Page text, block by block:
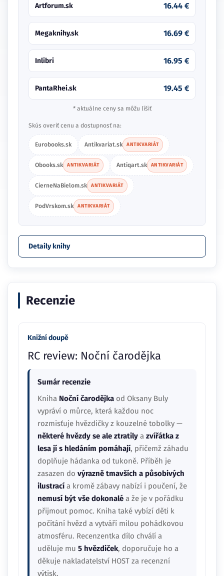
Artforum.sk 16.44 €
Megaknihy.sk 16.69 €
Inlibri 16.95 €
PantaRhei.sk 19.45 €
* aktuálne ceny sa môžu líšiť
Skús overiť cenu a dostupnosť na:
Eurobooks.sk Antikvariat.sk ANTIKVARIÁT
Obooks.sk ANTIKVARIÁT Antiqart.sk ANTIKVARIÁT
CierneNaBielom.sk ANTIKVARIÁT
PodVrskom.sk ANTIKVARIÁT
Detaily knihy
Recenzie
Knižní doupě
RC review: Noční čarodějka
Sumár recenzie
Kniha Noční čarodějka od Oksany Buly
vypráví o můrce, která každou noc
rozmisťuje hvězdičky z kouzelné tobolky —
některé hvězdy se ale ztratily a zvířátka z
lesa jí s hledáním pomáhají, přičemž záhadu
doplňuje hádanka od tukoně. Příběh je
zasazen do výrazně tmavších a působivých
ilustrací a kromě zábavy nabízí i poučení, že
nemusí být vše dokonalé a že je v pořádku
přijmout pomoc. Kniha také vybízí děti k
počítání hvězd a vytváří milou pohádkovou
atmosféru. Recenzentka dílo chválí a
uděluje mu 5 hvězdiček, doporučuje ho a
děkuje nakladatelství HOST za recenzní
výtisk.